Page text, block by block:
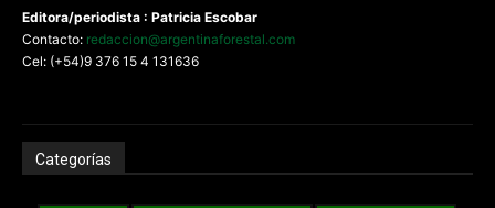
Editora/periodista : Patricia Escobar
Contacto: redaccion@argentinaforestal.com
Cel: (+54)9 376 15 4 131636
Categorías